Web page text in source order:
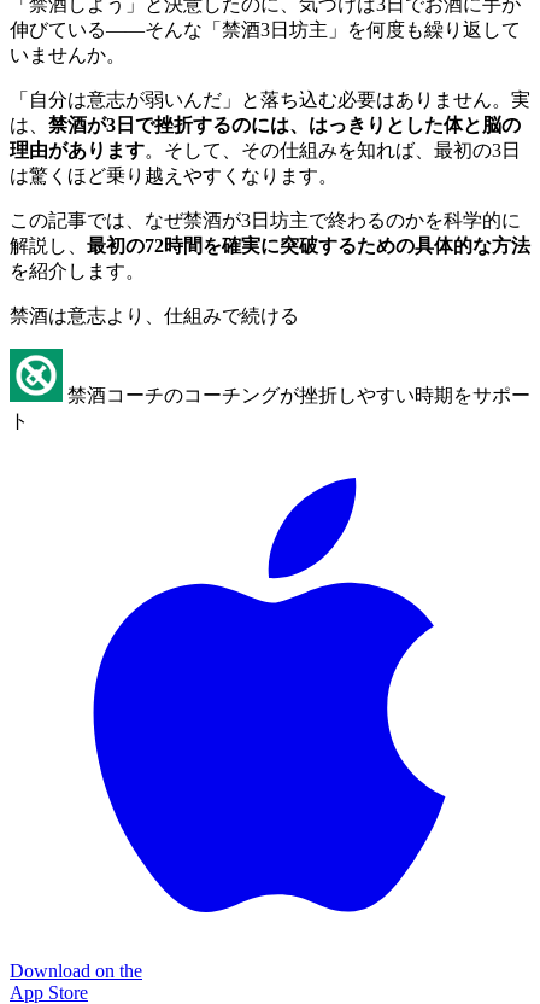
伸びている——そんな「禁酒3日坊主」を何度も繰り返して
いませんか。
「自分は意志が弱いんだ」と落ち込む必要はありません。実
は、 禁酒が3日で挫折するのには、はっきりとした体と脳の
理由があります。そして、その仕組みを知れば、最初の3日
は驚くほど乗り越えやすくなります。
この記事では、なぜ禁酒が3日坊主で終わるのかを科学的に
解説し、 最初の72時間を確実に突破するための具体的な方法
を紹介します。
禁酒は意志より、仕組みで続ける
禁酒コーチのコーチングが挫折しやすい時期をサポー
ト
Download on the
App Store